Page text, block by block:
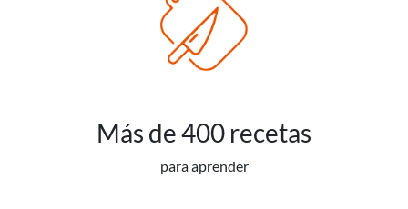
Más de 400 recetas
para aprender